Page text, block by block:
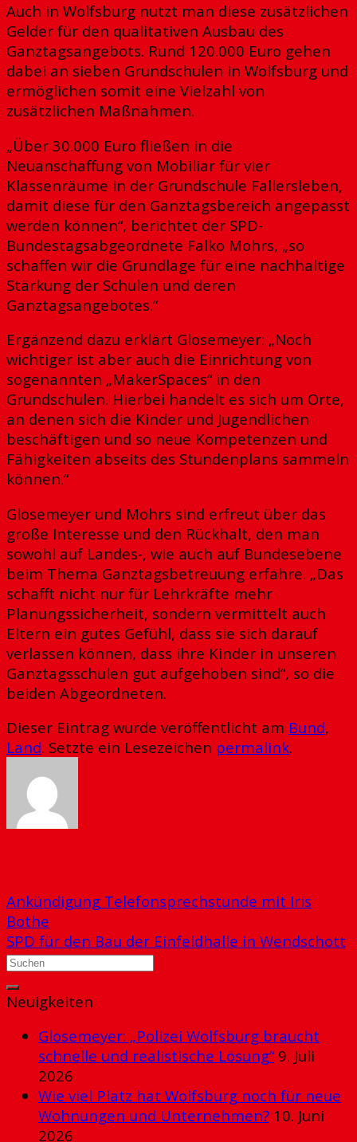
Auch in Wolfsburg nutzt man diese zusätzlichen
Gelder für den qualitativen Ausbau des
Ganztagsangebots. Rund 120.000 Euro gehen
dabei an sieben Grundschulen in Wolfsburg und
ermöglichen somit eine Vielzahl von
zusätzlichen Maßnahmen.
„Über 30.000 Euro fließen in die
Neuanschaffung von Mobiliar für vier
Klassenräume in der Grundschule Fallersleben,
damit diese für den Ganztagsbereich angepasst
werden können“, berichtet der SPD-
Bundestagsabgeordnete Falko Mohrs, „so
schaffen wir die Grundlage für eine nachhaltige
Stärkung der Schulen und deren
Ganztagsangebotes.“
Ergänzend dazu erklärt Glosemeyer: „Noch
wichtiger ist aber auch die Einrichtung von
sogenannten „MakerSpaces“ in den
Grundschulen. Hierbei handelt es sich um Orte,
an denen sich die Kinder und Jugendlichen
beschäftigen und so neue Kompetenzen und
Fähigkeiten abseits des Stundenplans sammeln
können.“
Glosemeyer und Mohrs sind erfreut über das
große Interesse und den Rückhalt, den man
sowohl auf Landes-, wie auch auf Bundesebene
beim Thema Ganztagsbetreuung erfahre. „Das
schafft nicht nur für Lehrkräfte mehr
Planungssicherheit, sondern vermittelt auch
Eltern ein gutes Gefühl, dass sie sich darauf
verlassen können, dass ihre Kinder in unseren
Ganztagsschulen gut aufgehoben sind“, so die
beiden Abgeordneten.
Dieser Eintrag wurde veröffentlicht am Bund,
Land. Setzte ein Lesezeichen permalink.
Ankündigung Telefonsprechstunde mit Iris
Bothe
SPD für den Bau der Einfeldhalle in Wendschott
Neuigkeiten
Glosemeyer: „Polizei Wolfsburg braucht
schnelle und realistische Lösung“ 9. Juli
2026
Wie viel Platz hat Wolfsburg noch für neue
Wohnungen und Unternehmen? 10. Juni
2026